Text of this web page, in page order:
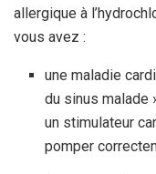
allergique à
vous avez :
une maladie
du sinus malade
un stimulateur
pomper